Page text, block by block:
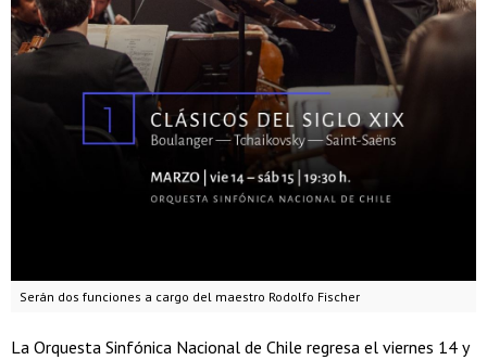
Serán dos funciones a cargo del maestro Rodolfo Fischer
La Orquesta Sinfónica Nacional de Chile regresa el viernes 14 y